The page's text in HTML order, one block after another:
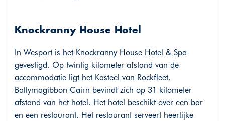
Knockranny House Hotel
In Wesport is het Knockranny House Hotel & Spa
gevestigd. Op twintig kilometer afstand van de
accommodatie ligt het Kasteel van Rockfleet.
Ballymagibbon Cairn bevindt zich op 31 kilometer
afstand van het hotel. Het hotel beschikt over een bar
en een restaurant. Het restaurant serveert heerlijke